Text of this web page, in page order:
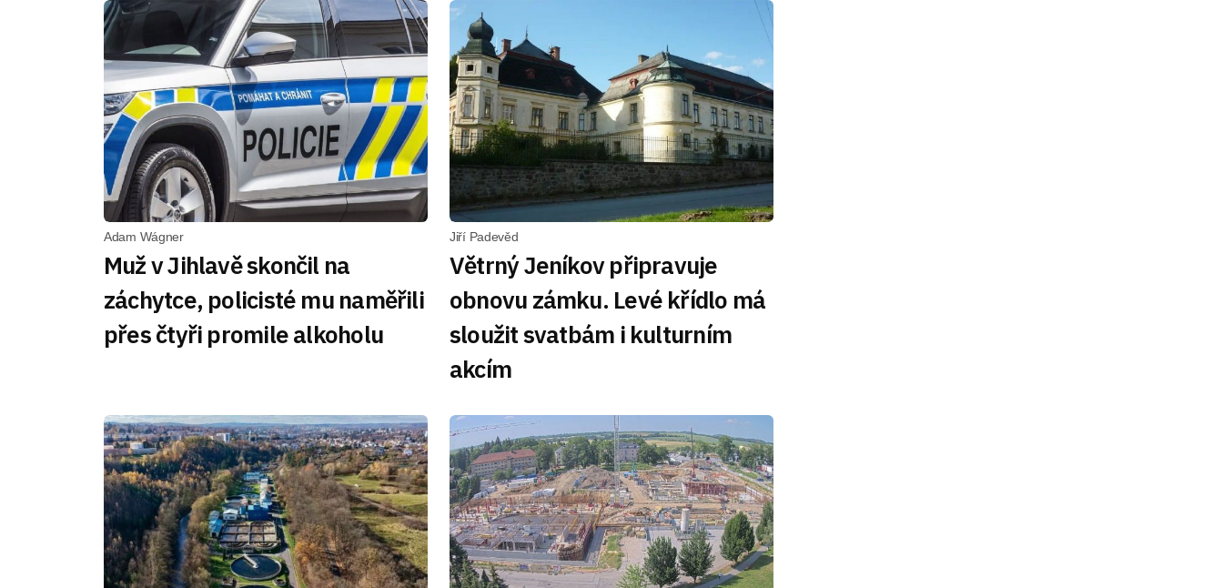
Adam Wágner
Muž v Jihlavě skončil na
záchytce, policisté mu naměřili
přes čtyři promile alkoholu
Jiří Padevěd
Větrný Jeníkov připravuje
obnovu zámku. Levé křídlo má
sloužit svatbám i kulturním
akcím